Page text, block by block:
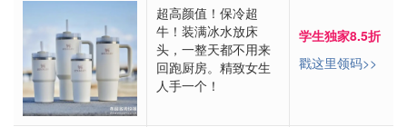
超高颜值！保冷超
牛！装满冰水放床
头，一整天都不用来
回跑厨房。精致女生
人手一个！
学生独家8.5折
戳这里领码>>